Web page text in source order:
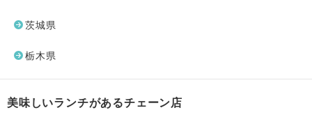
茨城県
栃木県
美味しいランチがあるチェーン店